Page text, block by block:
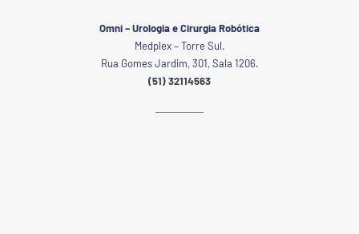
Omni – Urologia e Cirurgia Robótica
Medplex – Torre Sul.
Rua Gomes Jardim, 301, Sala 1206.
(51) 32114563